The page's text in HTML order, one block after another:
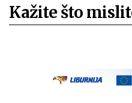
Kažite što